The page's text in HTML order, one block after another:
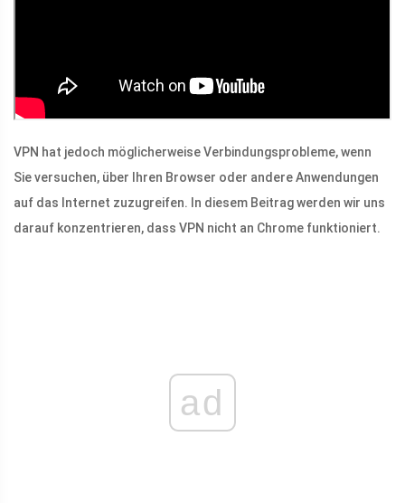
VPN hat jedoch möglicherweise Verbindungsprobleme, wenn
Sie versuchen, über Ihren Browser oder andere Anwendungen
auf das Internet zuzugreifen. In diesem Beitrag werden wir uns
darauf konzentrieren, dass VPN nicht an Chrome funktioniert.
ad